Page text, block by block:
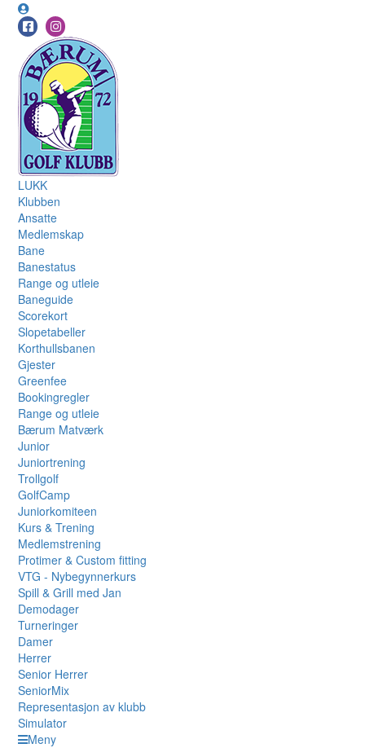
LUKK
Klubben
Ansatte
Medlemskap
Bane
Banestatus
Range og utleie
Baneguide
Scorekort
Slopetabeller
Korthullsbanen
Gjester
Greenfee
Bookingregler
Range og utleie
Bærum Matværk
Junior
Juniortrening
Trollgolf
GolfCamp
Juniorkomiteen
Kurs & Trening
Medlemstrening
Protimer & Custom fitting
VTG - Nybegynnerkurs
Spill & Grill med Jan
Demodager
Turneringer
Damer
Herrer
Senior Herrer
SeniorMix
Representasjon av klubb
Simulator
Meny